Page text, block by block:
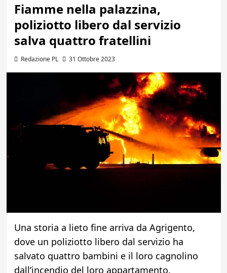
Fiamme nella palazzina,
poliziotto libero dal servizio
salva quattro fratellini
Redazione PL 31 Ottobre 2023
Una storia a lieto fine arriva da Agrigento,
dove un poliziotto libero dal servizio ha
salvato quattro bambini e il loro cagnolino
dall’incendio del loro appartamento.